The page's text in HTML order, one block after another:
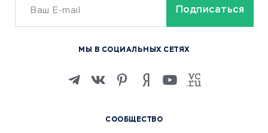
ОБУЧЕНИЕ И РАБОТА
Изучение иностранных
Маркетинг и продажи
СООБЩЕСТВО
МЫ В СОЦИАЛЬНЫХ СЕТЯХ